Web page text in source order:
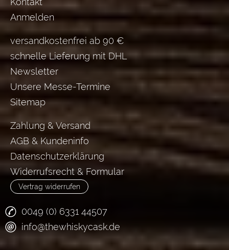
Anmelden
versandkostenfrei ab 90 €
schnelle Lieferung mit DHL
Newsletter
Unsere Messe-Termine
Sitemap
Zahlung & Versand
AGB & Kundeninfo
Datenschutzerklärung
Widerrufsrecht & Formular
Vertrag widerrufen
0049 (0) 6331 44507
info@thewhiskycask.de